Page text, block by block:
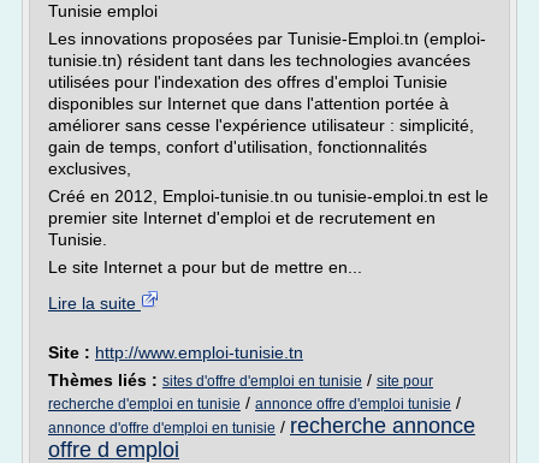
Tunisie emploi
Les innovations proposées par Tunisie-Emploi.tn (emploi-
tunisie.tn) résident tant dans les technologies avancées
utilisées pour l'indexation des offres d'emploi Tunisie
disponibles sur Internet que dans l'attention portée à
améliorer sans cesse l'expérience utilisateur : simplicité,
gain de temps, confort d'utilisation, fonctionnalités
exclusives,
Créé en 2012, Emploi-tunisie.tn ou tunisie-emploi.tn est le
premier site Internet d'emploi et de recrutement en
Tunisie.
Le site Internet a pour but de mettre en...
Lire la suite
Site : http://www.emploi-tunisie.tn
Thèmes liés : sites d'offre d'emploi en tunisie / site pour
recherche d'emploi en tunisie / annonce offre d'emploi tunisie /
annonce d'offre d'emploi en tunisie / recherche annonce
offre d emploi